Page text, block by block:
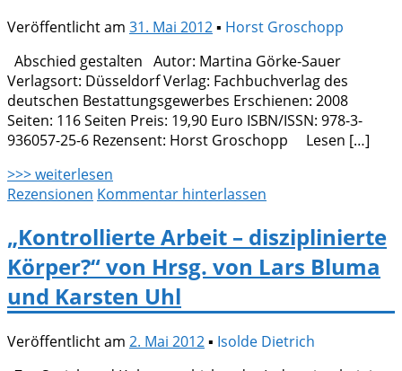
Veröffentlicht am 31. Mai 2012▪ Horst Groschopp
Abschied gestalten Autor: Martina Görke-Sauer
Verlagsort: Düsseldorf Verlag: Fachbuchverlag des
deutschen Bestattungsgewerbes Erschienen: 2008
Seiten: 116 Seiten Preis: 19,90 Euro ISBN/ISSN: 978-3-
936057-25-6 Rezensent: Horst Groschopp Lesen […]
>>> weiterlesen
Rezensionen Kommentar hinterlassen
„Kontrollierte Arbeit – disziplinierte
Körper?“ von Hrsg. von Lars Bluma
und Karsten Uhl
Veröffentlicht am 2. Mai 2012▪ Isolde Dietrich